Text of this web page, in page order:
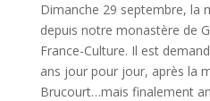
Dimanche 29 septembre, la
depuis notre monastère de
France-Culture. Il est
ans jour pour jour, après la
Brucourt…mais finalement